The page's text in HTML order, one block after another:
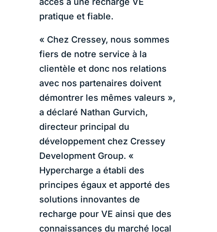
pratique et fiable.
« Chez Cressey, nous sommes
fiers de notre service à la
clientèle et donc nos relations
avec nos partenaires doivent
démontrer les mêmes valeurs »,
a déclaré Nathan Gurvich,
directeur principal du
développement chez Cressey
Development Group. «
Hypercharge a établi des
principes égaux et apporté des
solutions innovantes de
recharge pour VE ainsi que des
connaissances du marché local